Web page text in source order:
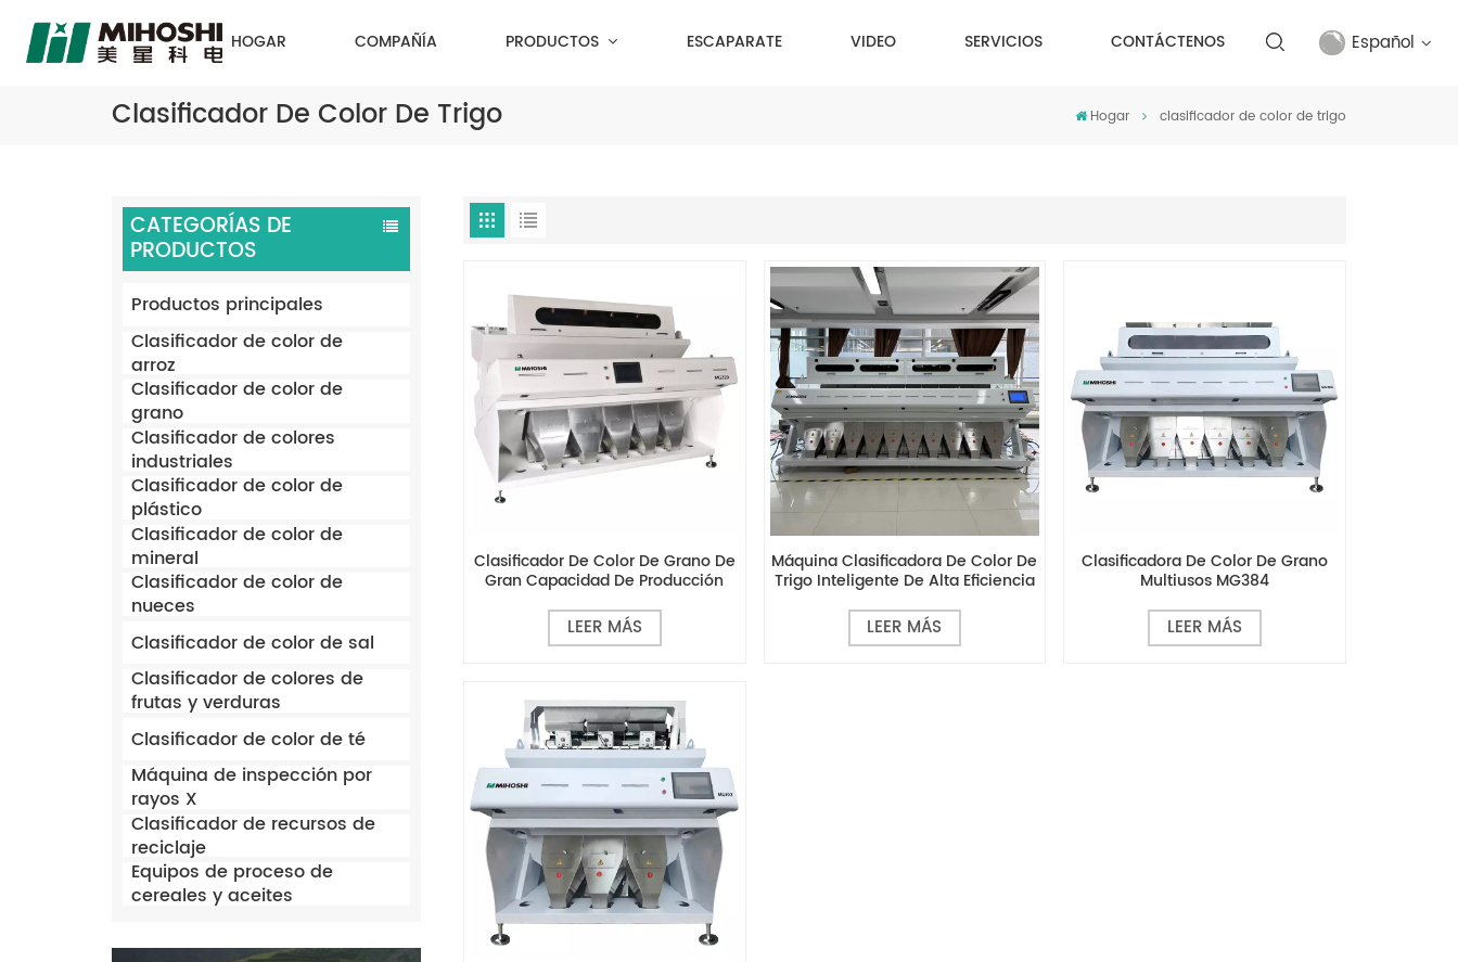
HOGAR COMPAÑÍA PRODUCTOS ESCAPARATE VIDEO SERVICIOS CONTÁCTENOS Español
العربية
中文
Clasificador De Color De Trigo Hogar clasificador de color de trigo
CATEGORÍAS DE
PRODUCTOS
Productos principales
Clasificador de color de
arroz
Clasificador de color de
grano
Clasificador de colores
industriales
Clasificador de color de
plástico
Clasificador de color de
mineral
Clasificador de color de
nueces
Clasificador de color de sal
Clasificador de colores de
frutas y verduras
Clasificador de color de té
Máquina de inspección por
rayos X
Clasificador de recursos de
reciclaje
Equipos de proceso de
cereales y aceites
Clasificador De Color De Grano De
Gran Capacidad De Producción
LEER MÁS
Máquina Clasificadora De Color De
Trigo Inteligente De Alta Eficiencia
LEER MÁS
Clasificadora De Color De Grano
Multiusos MG384
LEER MÁS